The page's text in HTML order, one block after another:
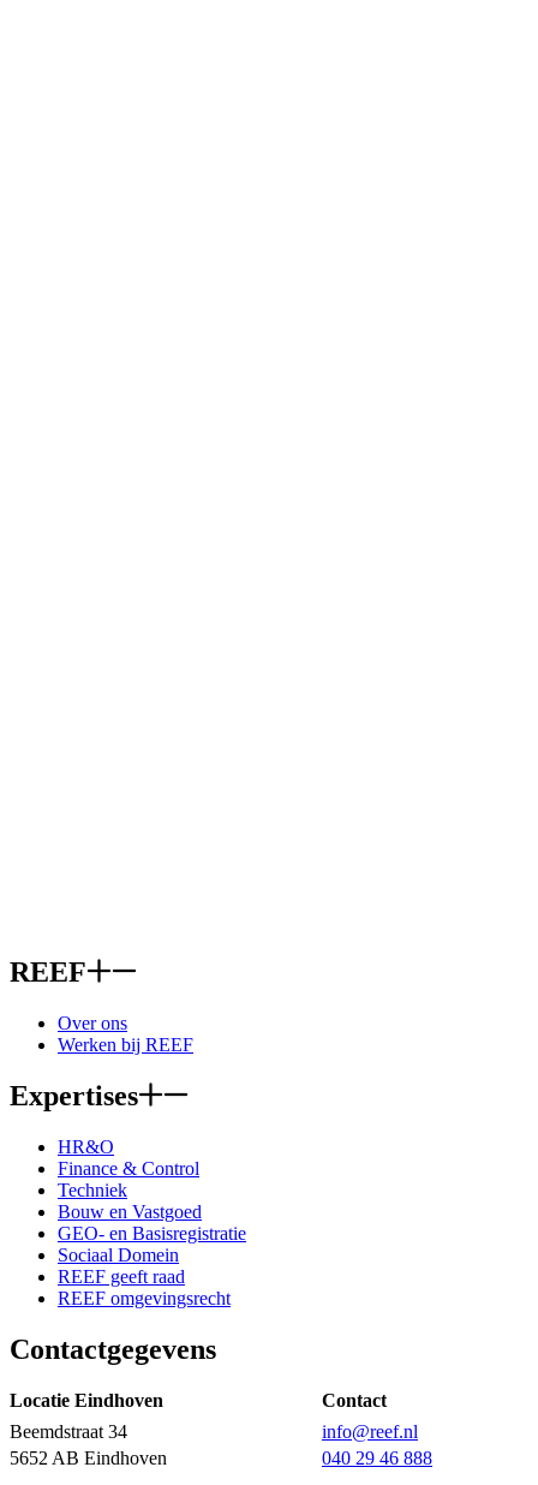
REEF
Over ons
Werken bij REEF
Expertises
HR&O
Finance & Control
Techniek
Bouw en Vastgoed
GEO- en Basisregistratie
Sociaal Domein
REEF geeft raad
REEF omgevingsrecht
Contactgegevens
Locatie Eindhoven
Contact
Beemdstraat 34
info@reef.nl
5652 AB Eindhoven
040 29 46 888